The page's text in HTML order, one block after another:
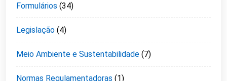
Formulários (34)
Legislação (4)
Meio Ambiente e Sustentabilidade (7)
Normas Regulamentadoras (1)